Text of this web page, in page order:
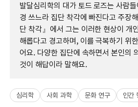
발달심리학의 대가 토드 로즈는 사람
경 쓰느라 집단 착각에 빠진다고 주장
단 착각』에서 그는 이러한 현상이 개
해롭다고 경고하며, 이를 극복하기 위
어요. 다양한 집단에 속하면서 본인의
것이 해답이라 말해요.
심리학 사회 과학 문화 연구 인간